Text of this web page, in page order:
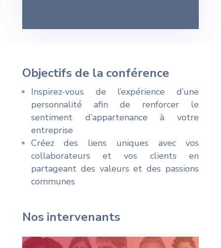
Objectifs de la conférence
Inspirez-vous de l’expérience d’une
personnalité afin de renforcer le
sentiment d’appartenance à votre
entreprise
Créez des liens uniques avec vos
collaborateurs et vos clients en
partageant des valeurs et des passions
communes
Nos intervenants